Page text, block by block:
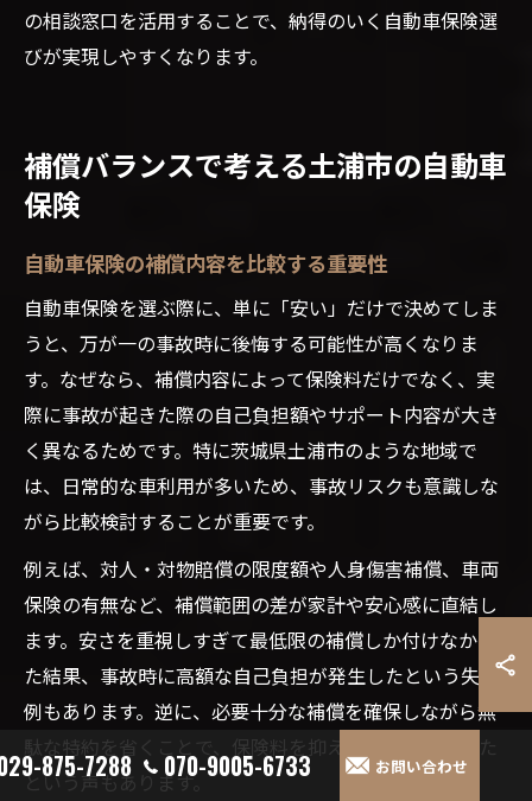
の相談窓口を活用することで、納得のいく自動車保険選
びが実現しやすくなります。
補償バランスで考える土浦市の自動車
保険
自動車保険の補償内容を比較する重要性
自動車保険を選ぶ際に、単に「安い」だけで決めてしま
うと、万が一の事故時に後悔する可能性が高くなりま
す。なぜなら、補償内容によって保険料だけでなく、実
際に事故が起きた際の自己負担額やサポート内容が大き
く異なるためです。特に茨城県土浦市のような地域で
は、日常的な車利用が多いため、事故リスクも意識しな
がら比較検討することが重要です。
例えば、対人・対物賠償の限度額や人身傷害補償、車両
保険の有無など、補償範囲の差が家計や安心感に直結し
ます。安さを重視しすぎて最低限の補償しか付けなかっ
た結果、事故時に高額な自己負担が発生したという失敗
例もあります。逆に、必要十分な補償を確保しながら無
駄な特約を省くことで、保険料を抑えつつも安心できた
という声もあります。
875-7288 070-9005-6733 お問い合わせ